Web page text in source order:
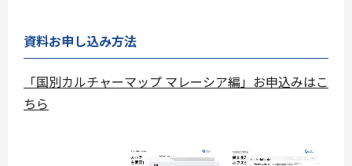
資料お申し込み方法
「国別カルチャーマップ マレーシア編」お申込みはこ
ちら